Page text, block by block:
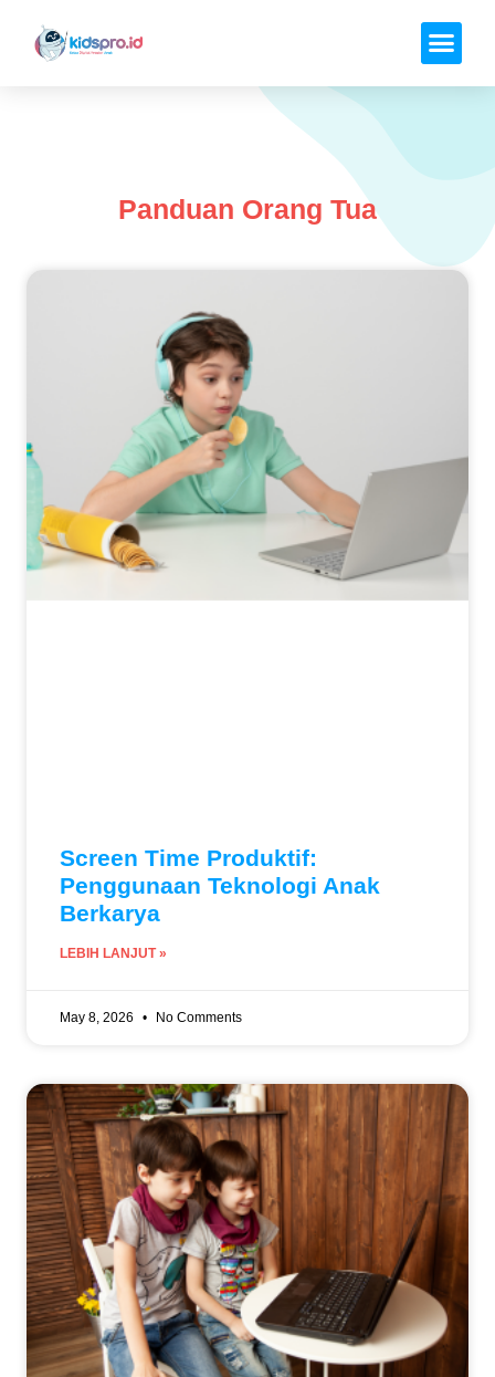
Panduan Orang Tua
Screen Time Produktif:
Penggunaan Teknologi Anak
Berkarya
LEBIH LANJUT »
May 8, 2026 No Comments